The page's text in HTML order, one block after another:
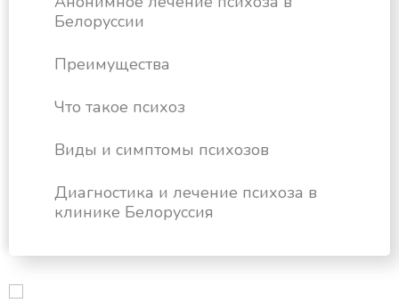
Белоруссии
Преимущества
Что такое психоз
Виды и симптомы психозов
Диагностика и лечение психоза в
клинике Белоруссия